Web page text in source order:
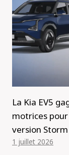
La Kia EV5
motrices pour
version
1 juillet 2026